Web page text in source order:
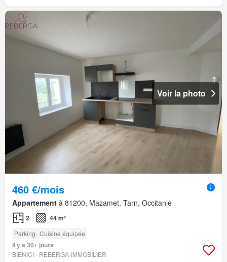
Voir la photo
460 €/mois
Appartement à 81200, Mazamet, Tarn, Occitanie
2 44 m²
Parking Cuisine équipée
Il y a 30+ jours
BIENICI - REBERGA-IMMOBILIER